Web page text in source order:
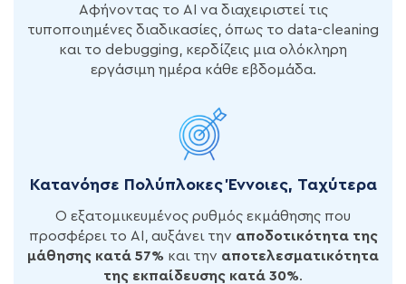
Αφήνοντας το AI να διαχειριστεί τις
τυποποιημένες διαδικασίες, όπως το data-cleaning
και το debugging, κερδίζεις μια ολόκληρη
εργάσιμη ημέρα κάθε εβδομάδα.
Κατανόησε Πολύπλοκες Έννοιες, Ταχύτερα
Ο εξατομικευμένος ρυθμός εκμάθησης που
προσφέρει το AI, αυξάνει την αποδοτικότητα της
μάθησης κατά 57% και την αποτελεσματικότητα
της εκπαίδευσης κατά 30%.